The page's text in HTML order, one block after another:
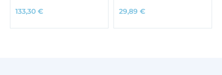
133,30 € 29,89 €